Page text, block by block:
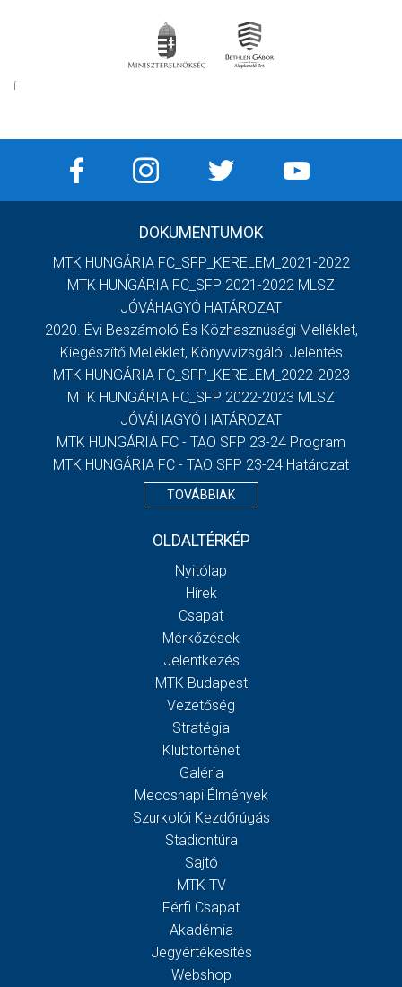
DOKUMENTUMOK
MTK HUNGÁRIA FC_SFP_KERELEM_2021-2022
MTK HUNGÁRIA FC_SFP 2021-2022 MLSZ
JÓVÁHAGYÓ HATÁROZAT
2020. Évi Beszámoló És Közhasznúsági Melléklet,
Kiegészítő Melléklet, Könyvvizsgálói Jelentés
MTK HUNGÁRIA FC_SFP_KERELEM_2022-2023
MTK HUNGÁRIA FC_SFP 2022-2023 MLSZ
JÓVÁHAGYÓ HATÁROZAT
MTK HUNGÁRIA FC - TAO SFP 23-24 Program
MTK HUNGÁRIA FC - TAO SFP 23-24 Határozat
TOVÁBBIAK
OLDALTÉRKÉP
Nyitólap
Hírek
Csapat
Mérkőzések
Jelentkezés
MTK Budapest
Vezetőség
Stratégia
Klubtörténet
Galéria
Meccsnapi Élmények
Szurkolói Kezdőrúgás
Stadiontúra
Sajtó
MTK TV
Férfi Csapat
Akadémia
Jegyértékesítés
Webshop